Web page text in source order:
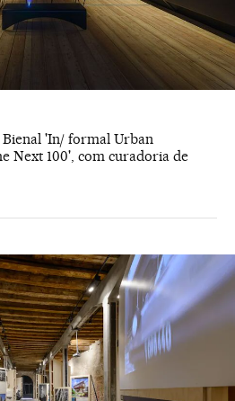
Bienal 'In/ formal Urban
Next 100', com curadoria de